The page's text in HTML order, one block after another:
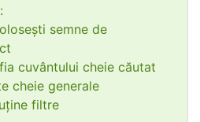
semne de
cuvântului cheie căutat
cheie generale
filtre